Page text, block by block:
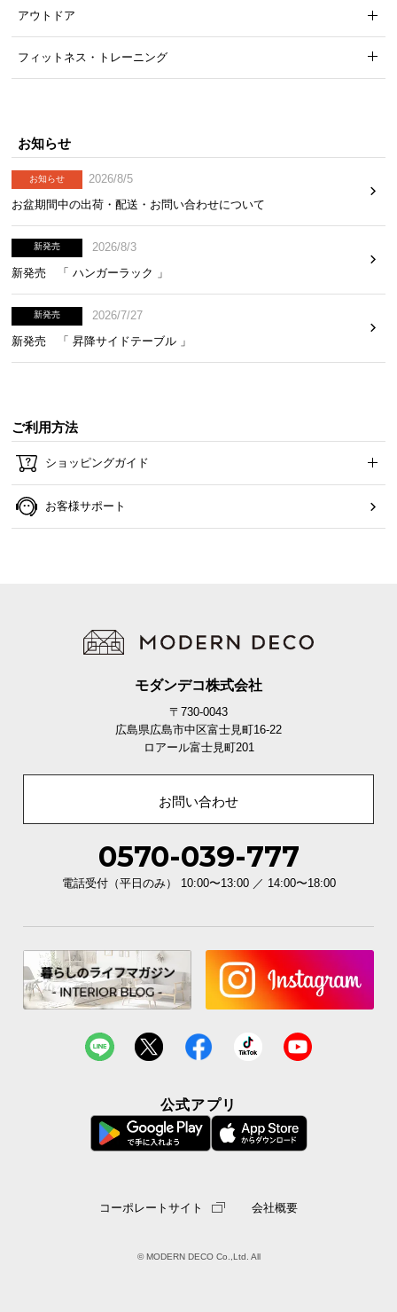
ゆったり休憩モード
背もたれに身を預けてゆったりと。読書やDVD鑑賞
など、あらゆる生活シーンに対応します。
心地よく寝そべることができるフルフラットスタイ
ル。お昼寝タイムものびのびと快適に。
広々とした座面幅と安心感のある背もたれが、上質
ホールド感のある背もたれ
アウトドア
フィットネス・トレーニング
お知らせ
お知らせ
2026/8/5
お盆期間中の出荷・配送・お問い合わせについて
新発売
2026/8/3
新発売 「 ハンガーラック 」
新発売
2026/7/27
新発売 「 昇降サイドテーブル 」
ご利用方法
ショッピングガイド
お客様サポート
モダンデコ株式会社
〒730-0043
広島県広島市中区富士見町16-22
ロアール富士見町201
お問い合わせ
0570-039-777
電話受付（平日のみ） 10:00〜13:00 ／ 14:00〜18:00
公式アプリ
コーポレートサイト 会社概要
© MODERN DECO Co.,Ltd. All